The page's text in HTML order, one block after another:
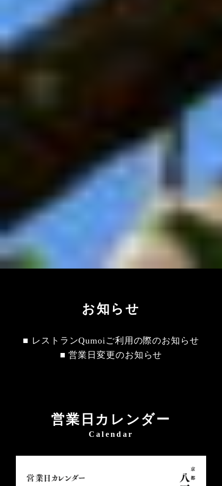
お知らせ
■ レストランQumoiご利用の際のお知らせ
■ 営業日変更のお知らせ
営業日カレンダー
Calendar